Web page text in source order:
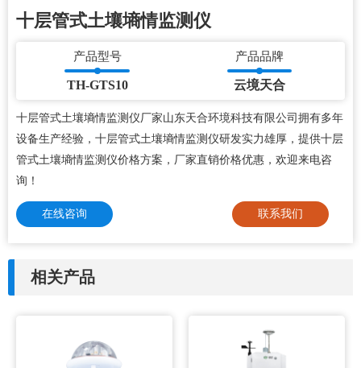
十层管式土壤墒情监测仪
产品型号
TH-GTS10
产品品牌
云境天合
十层管式土壤墒情监测仪厂家山东天合环境科技有限公司拥有多年
设备生产经验，十层管式土壤墒情监测仪研发实力雄厚，提供十层
管式土壤墒情监测仪价格方案，厂家直销价格优惠，欢迎来电咨
询！
在线咨询 联系我们
相关产品